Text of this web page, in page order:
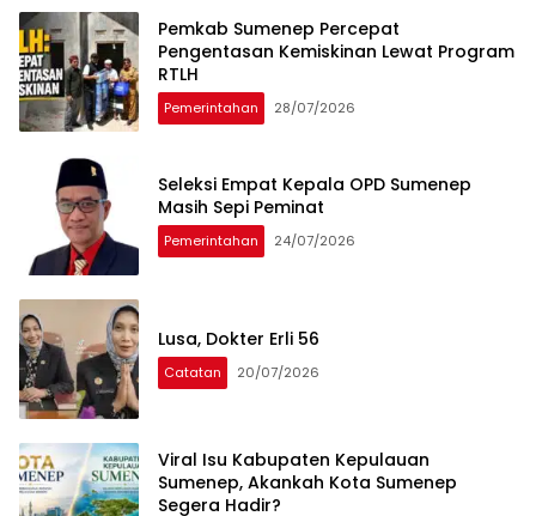
Pemkab Sumenep Percepat
Pengentasan Kemiskinan Lewat Program
RTLH
Pemerintahan 28/07/2026
Seleksi Empat Kepala OPD Sumenep
Masih Sepi Peminat
Pemerintahan 24/07/2026
Lusa, Dokter Erli 56
Catatan 20/07/2026
Viral Isu Kabupaten Kepulauan
Sumenep, Akankah Kota Sumenep
Segera Hadir?